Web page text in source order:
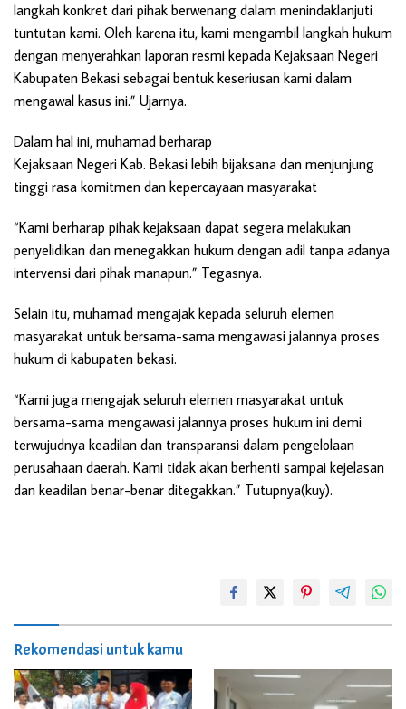
langkah konkret dari pihak berwenang dalam menindaklanjuti
tuntutan kami. Oleh karena itu, kami mengambil langkah hukum
dengan menyerahkan laporan resmi kepada Kejaksaan Negeri
Kabupaten Bekasi sebagai bentuk keseriusan kami dalam
mengawal kasus ini.” Ujarnya.
Dalam hal ini, muhamad berharap
Kejaksaan Negeri Kab. Bekasi lebih bijaksana dan menjunjung
tinggi rasa komitmen dan kepercayaan masyarakat
“Kami berharap pihak kejaksaan dapat segera melakukan
penyelidikan dan menegakkan hukum dengan adil tanpa adanya
intervensi dari pihak manapun.” Tegasnya.
Selain itu, muhamad mengajak kepada seluruh elemen
masyarakat untuk bersama-sama mengawasi jalannya proses
hukum di kabupaten bekasi.
“Kami juga mengajak seluruh elemen masyarakat untuk
bersama-sama mengawasi jalannya proses hukum ini demi
terwujudnya keadilan dan transparansi dalam pengelolaan
perusahaan daerah. Kami tidak akan berhenti sampai kejelasan
dan keadilan benar-benar ditegakkan.” Tutupnya(kuy).
Rekomendasi untuk kamu